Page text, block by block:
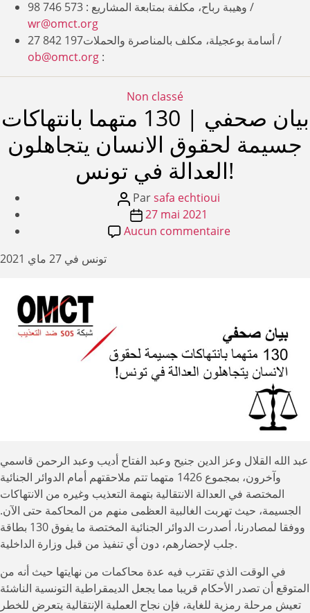
وهيبة رباح، مكلفة بمتابعة المشاريع : 98 746 573 /
wr@omct.org
أسامة بوعجيلة، مكلف بالمناصرة والحملات27 842 197 /
ob@omct.org :
Catégories
Non classé
بيان صحفي | 130 متهما بانتهاكات
جسيمة لحقوق الانسان يتجاهلون
العدالة في تونس!
Auteur
l’article
Parsafa echtioui
Date
de
27 mai 2021
Aucun commentairesur
بانتهاكات
جسيمة
لحقوق
الانسان
يتجاهلون
العدالة
تونس في 27 ماي 2021
عبد الله القلال وعز الدين جنيح وعبد الفتاح أديب وعبد الرحمن قاسمي
وآخرون، بمجموع 1426 متهما تتم ملاحقتهم أمام الدوائر الجنائية
المختصة في العدالة الانتقالية بتهمة التعذيب وغيره من الانتهاكات
الجسيمة، حيث تهربت الغالبية العظمى منهم من المحاكمة حتى الآن.
ووفقا لمصادرنا، أصدرت الدوائر الجنائية المختصة ما يفوق 130 بطاقة
جلب لإحضارهم، دون أي تنفيذ من قبل وزارة الداخلية.
في الوقت الذي تقترب فيه عدة محاكمات من نهايتها حيث أنه من
المتوقع أن تصدر الأحكام قريبا مما يجعل الديمقراطية التونسية الناشئة
تعيش مرحلة رمزية للغاية، فإن نجاح العملية الإنتقالية يتعرض للخطر